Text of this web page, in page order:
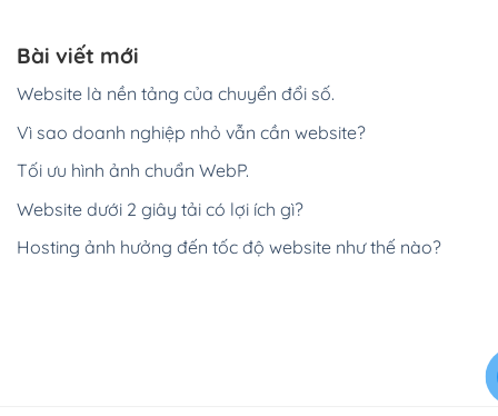
Bài viết mới
Website là nền tảng của chuyển đổi số.
Vì sao doanh nghiệp nhỏ vẫn cần website?
Tối ưu hình ảnh chuẩn WebP.
Website dưới 2 giây tải có lợi ích gì?
Hosting ảnh hưởng đến tốc độ website như thế nào?